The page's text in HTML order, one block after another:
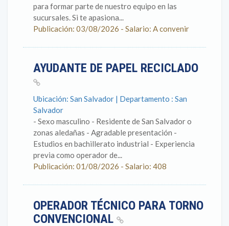
para formar parte de nuestro equipo en las
sucursales. Si te apasiona...
Publicación: 03/08/2026 - Salario: A convenir
AYUDANTE DE PAPEL RECICLADO
Ubicación: San Salvador | Departamento : San
Salvador
- Sexo masculino - Residente de San Salvador o
zonas aledañas - Agradable presentación -
Estudios en bachillerato industrial - Experiencia
previa como operador de...
Publicación: 01/08/2026 - Salario: 408
OPERADOR TÉCNICO PARA TORNO
CONVENCIONAL